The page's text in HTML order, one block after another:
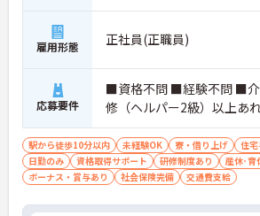
雇用形態 正社員(正職員)
応募要件
■資格不問 ■経験不問 ■介
修（ヘルパー2級）以上あ
駅から徒歩10分以内 未経験OK 寮・借り上げ 住
日勤のみ
資格取得サポート 研修制度あり
産休･育
ボーナス・賞与あり
社会保険完備 交通費支給